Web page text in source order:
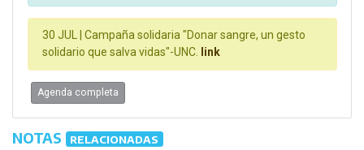
30 JUL |
Campaña solidaria "Donar sangre, un gesto
solidario que salva vidas"-UNC.
link
Agenda completa
NOTAS RELACIONADAS